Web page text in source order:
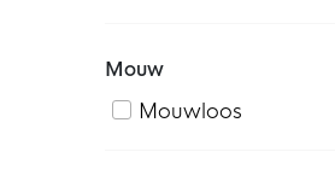
Mouw
Mouwloos